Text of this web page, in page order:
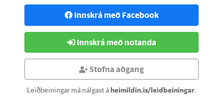
Innskrá með Facebook
Innskrá með notanda
Stofna aðgang
Leiðbeiningar má nálgast áheimildin.is/leidbeiningar.